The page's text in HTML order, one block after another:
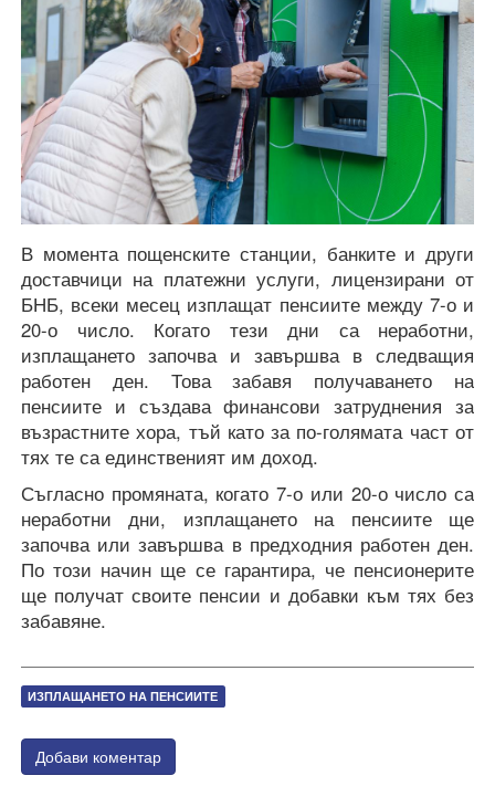
В момента пощенските станции, банките и други
доставчици на платежни услуги, лицензирани от
БНБ, всеки месец изплащат пенсиите между 7-о и
20-о число. Когато тези дни са неработни,
изплащането започва и завършва в следващия
работен ден. Това забавя получаването на
пенсиите и създава финансови затруднения за
възрастните хора, тъй като за по-голямата част от
тях те са единственият им доход.
Съгласно промяната, когато 7-о или 20-о число са
неработни дни, изплащането на пенсиите ще
започва или завършва в предходния работен ден.
По този начин ще се гарантира, че пенсионерите
ще получат своите пенсии и добавки към тях без
забавяне.
ИЗПЛАЩАНЕТО НА ПЕНСИИТЕ
Добави коментар